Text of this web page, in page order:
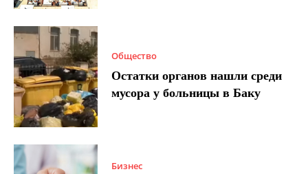
Общество
Остатки органов нашли среди
мусора у больницы в Баку
Бизнес